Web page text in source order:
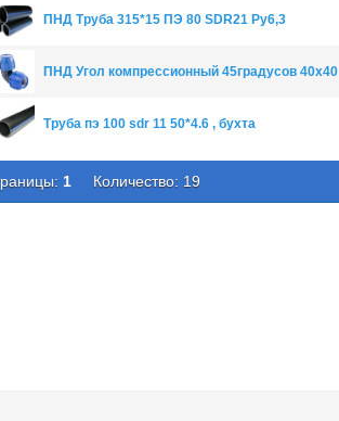
ПНД Труба 315*15 ПЭ 80 SDR21 Ру6,3
ПНД Угол компрессионный 45градусов 40х40
Труба пэ 100 sdr 11 50*4.6 , бухта
1 Количество: 19